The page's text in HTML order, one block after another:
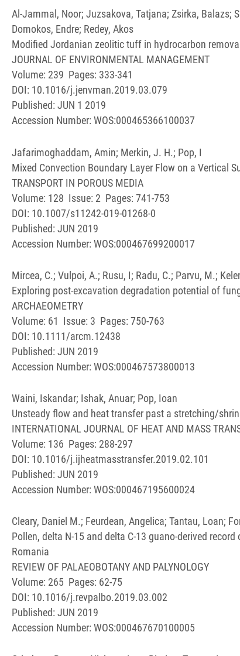
Al-Jammal, Noor; Juzsakova, Tatjana; Zsirka, Balazs;
Domokos, Endre; Redey, Akos
Modified Jordanian zeolitic tuff in hydrocarbon
JOURNAL OF ENVIRONMENTAL MANAGEMENT
Volume: 239 Pages: 333-341
DOI: 10.1016/j.jenvman.2019.03.079
Published: JUN 1 2019
Accession Number: WOS:000465366100037
Jafarimoghaddam, Amin; Merkin, J. H.; Pop, I
Mixed Convection Boundary Layer Flow on a Vertical
TRANSPORT IN POROUS MEDIA
Volume: 128 Issue: 2 Pages: 741-753
DOI: 10.1007/s11242-019-01268-0
Published: JUN 2019
Accession Number: WOS:000467699200017
Mircea, C.; Vulpoi, A.; Rusu, I; Radu, C.; Parvu, M.;
Exploring post-excavation degradation potential of
ARCHAEOMETRY
Volume: 61 Issue: 3 Pages: 750-763
DOI: 10.1111/arcm.12438
Published: JUN 2019
Accession Number: WOS:000467573800013
Waini, Iskandar; Ishak, Anuar; Pop, Ioan
Unsteady flow and heat transfer past a stretching/
INTERNATIONAL JOURNAL OF HEAT AND MASS
Volume: 136 Pages: 288-297
DOI: 10.1016/j.ijheatmasstransfer.2019.02.101
Published: JUN 2019
Accession Number: WOS:000467195600024
Cleary, Daniel M.; Feurdean, Angelica; Tantau, Loan;
Pollen, delta N-15 and delta C-13 guano-derived
Romania
REVIEW OF PALAEOBOTANY AND PALYNOLOGY
Volume: 265 Pages: 62-75
DOI: 10.1016/j.revpalbo.2019.03.002
Published: JUN 2019
Accession Number: WOS:000467670100005